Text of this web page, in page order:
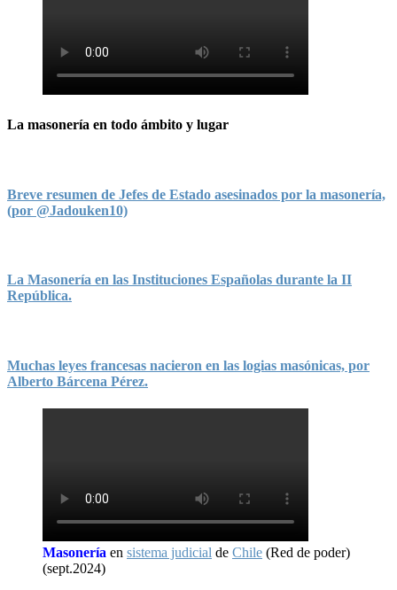
La masonería en todo ámbito y lugar
Breve resumen de Jefes de Estado asesinados por la masonería,
(por @Jadouken10)
La Masonería en las Instituciones Españolas durante la II
República.
Muchas leyes francesas nacieron en las logias masónicas, por
Alberto Bárcena Pérez.
Masonería en sistema judicial de Chile (Red de poder)
(sept.2024)